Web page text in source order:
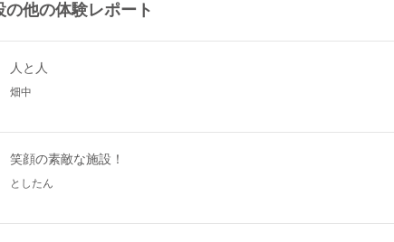
の他の体験レポート
人と人
畑中
笑顔の素敵な施設！
としたん